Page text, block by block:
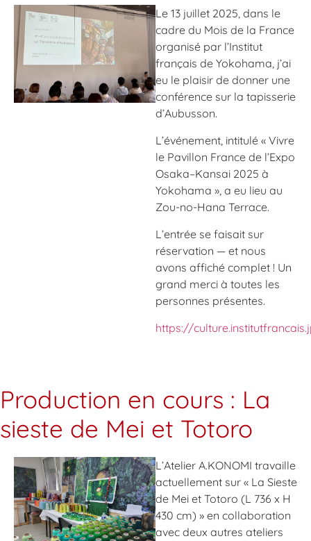
Le 13 juillet 2025, dans le
cadre du Mois de la France
organisé par l’Institut
français de Yokohama, j’ai
eu le plaisir de donner une
conférence sur la tapisserie
d’Aubusson.
L’événement, intitulé « Vivre
le Pavillon France de l’Expo
Osaka–Kansai 2025 à
Yokohama », a eu lieu au
Zou-no-Hana Terrace.
L’entrée se faisait sur
réservation — et nous
avons affiché complet ! Un
grand merci à toutes les
personnes présentes.
https://
Production en cours : La
sieste de Mei et Totoro
L’Atelier A.KONOMI travaille
actuellement sur « La Sieste
de Mei et Totoro (L 736 x H
430 cm) » en collaboration
avec deux autres ateliers